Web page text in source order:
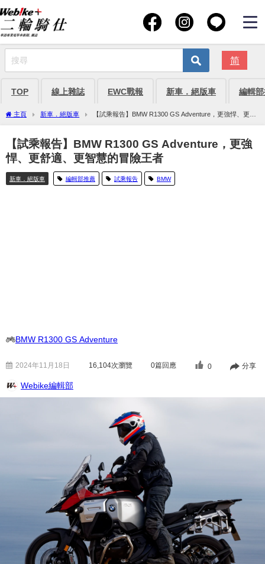
简
TOP 線上雜誌 EWC戰報 新車．絕版車 編輯
主頁 新車．絕版車
【試乘報告】BMW R1300 GS Adventure，更強悍、更舒
適、更智慧的冒險王者
【試乘報告】BMW R1300 GS Adventure，更強
悍、更舒適、更智慧的冒險王者
新車．絕版車 編輯部推薦 試乘報告 BMW
BMW R1300 GS Adventure
2024年11月18日 16,104次瀏覽 0篇回應 0 分享
Webike編輯部